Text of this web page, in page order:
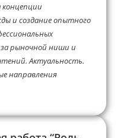
и создание опытного
рыночной ниши и
Актуальность.
направления